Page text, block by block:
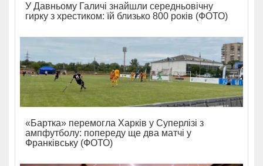
У Давньому Галичі знайшли середньовічну
гирку з хрестиком: їй близько 800 років (ФОТО)
«Бартка» перемогла Харків у Суперлізі з
ампфутболу: попереду ще два матчі у
Франківську (ФОТО)